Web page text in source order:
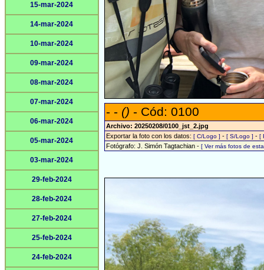
15-mar-2024
14-mar-2024
10-mar-2024
09-mar-2024
08-mar-2024
07-mar-2024
06-mar-2024
05-mar-2024
03-mar-2024
29-feb-2024
28-feb-2024
27-feb-2024
25-feb-2024
24-feb-2024
- - () - Cód: 0100
Archivo: 20250208/0100_jst_2.jpg
Exportar la foto con los datos: [ C/Logo ] - [ S/Logo ] - [
Fotógrafo: J. Simón Tagtachian - [ Ver más fotos de